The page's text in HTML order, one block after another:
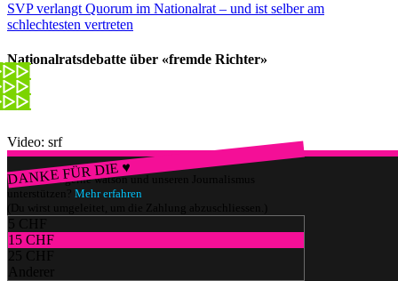
SVP verlangt Quorum im Nationalrat – und ist selber am
schlechtesten vertreten
Nationalratsdebatte über «fremde Richter»
Video: srf
DANKE FÜR DIE ♥
Würdest du gerne watson und unseren Journalismus
unterstützen? Mehr erfahren
(Du wirst umgeleitet, um die Zahlung abzuschliessen.)
5 CHF
15 CHF
25 CHF
Anderer